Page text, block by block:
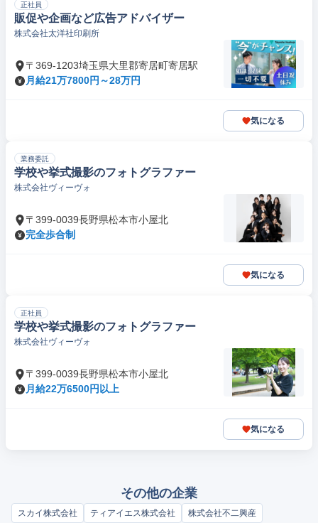
正社員
販促や企画など広告アドバイザー
株式会社太洋社印刷所
〒369-1203埼玉県大里郡寄居町寄居駅
月給21万7800円～28万円
気になる
業務委託
学校や挙式撮影のフォトグラファー
株式会社ヴィーヴォ
〒399-0039長野県松本市小屋北
完全歩合制
気になる
正社員
学校や挙式撮影のフォトグラファー
株式会社ヴィーヴォ
〒399-0039長野県松本市小屋北
月給22万6500円以上
気になる
その他の企業
スカイ株式会社 ティアイエス株式会社 株式会社不二興産